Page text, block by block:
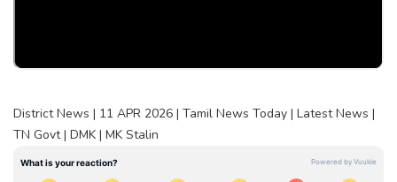
District News | 11 APR 2026 | Tamil News Today | Latest News |
TN Govt | DMK | MK Stalin